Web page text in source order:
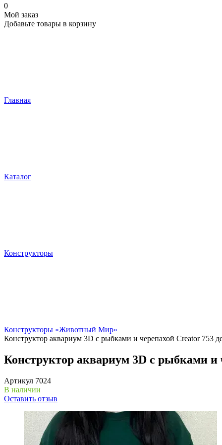
0
Мой заказ
Добавьте товары в корзину
Главная
Каталог
Конструкторы
Конструкторы «Животный Мир»
Конструктор аквариум 3D с рыбками и черепахой Creator 753
Конструктор аквариум 3D с рыбками и
Артикул 7024
В наличии
Оставить отзыв